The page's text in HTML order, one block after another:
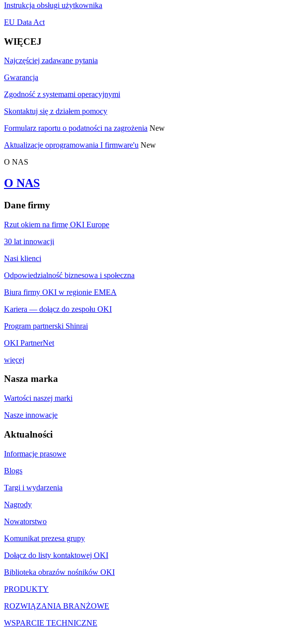
Instrukcja obsługi użytkownika
EU Data Act
WIĘCEJ
Najczęściej zadawane pytania
Gwarancja
Zgodność z systemami operacyjnymi
Skontaktuj się z działem pomocy
Formularz raportu o podatności na zagrożenia New
Aktualizacje oprogramowania I firmware'u New
O NAS
O NAS
Dane firmy
Rzut okiem na firmę OKI Europe
30 lat innowacji
Nasi klienci
Odpowiedzialność biznesowa i społeczna
Biura firmy OKI w regionie EMEA
Kariera — dołącz do zespołu OKI
Program partnerski Shinrai
OKI PartnerNet
więcej
Nasza marka
Wartości naszej marki
Nasze innowacje
Aktualności
Informacje prasowe
Blogs
Targi i wydarzenia
Nagrody
Nowatorstwo
Komunikat prezesa grupy
Dołącz do listy kontaktowej OKI
Biblioteka obrazów nośników OKI
PRODUKTY
ROZWIĄZANIA BRANŻOWE
WSPARCIE TECHNICZNE